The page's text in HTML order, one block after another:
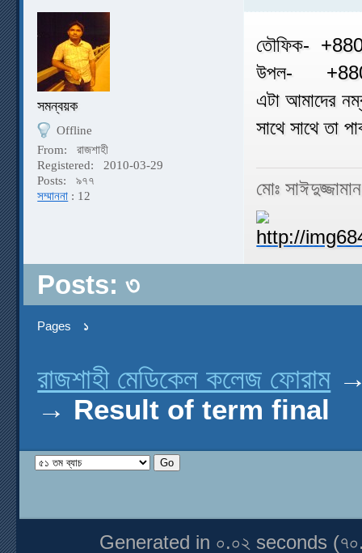
সমন্বয়ক
Offline
From:
রাজশাহী
Registered:
2010-03-29
Posts:
৯৭৭
সম্মাননা : 12
তৌফিক-
উপল-
এটা আমাদের
সাথে সাথে তা
মোঃ
Posts: ৩
Pages ১
রাজশাহী মেডিকেল কলেজ ফোরাম
→ Result of term final
Generated in ০.০২ seconds